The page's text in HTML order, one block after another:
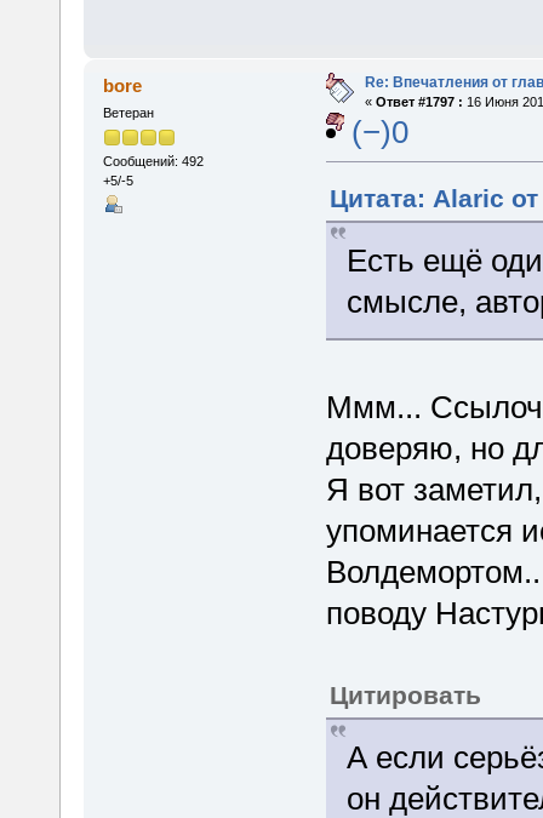
bore
Ветеран
Сообщений: 492
+5/-5
Re: Впечатления от
« Ответ #1797 : 16 Июня
(−)0
Цитата: Alaric
Есть ещё
смысле,
Ммм...
доверяю, но
Я вот
упоминается
поводу
Цитировать
А если
он